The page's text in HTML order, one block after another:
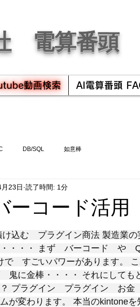
電算番頭
動画検索 AI電算番頭
DB/SQL 如意棒
ーコード活用
23日 読了時間: 1分
ています。
込む　プラグイン商法 製造業
・・・ まず　バーコード　や　
で　すごいパワーがあります。
鬼に金棒・・・・ それにしても
プラグイン　プラグイン　お金
が変わります。 本当のkintone